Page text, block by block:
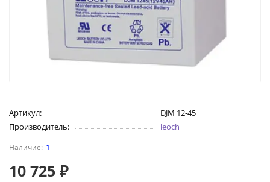
Артикул:
DJM 12-45
Производитель:
leoch
1
10 725 ₽